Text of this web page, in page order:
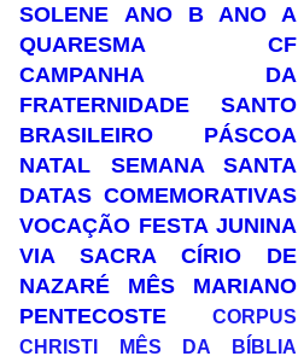
SOLENE
ANO B
ANO A
QUARESMA
CF
CAMPANHA DA
FRATERNIDADE
SANTO
BRASILEIRO
PÁSCOA
NATAL
SEMANA SANTA
DATAS COMEMORATIVAS
VOCAÇÃO FESTA JUNINA
VIA SACRA
CÍRIO DE
NAZARÉ
MÊS MARIANO
PENTECOSTE
CORPUS
CHRISTI
MÊS DA BÍBLIA